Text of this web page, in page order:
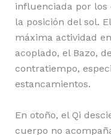
influenciada por los
la posición del sol.
máxima actividad
acoplado, el Bazo,
contratiempo,
estancamientos.
En otoño, el Qi
cuerpo no